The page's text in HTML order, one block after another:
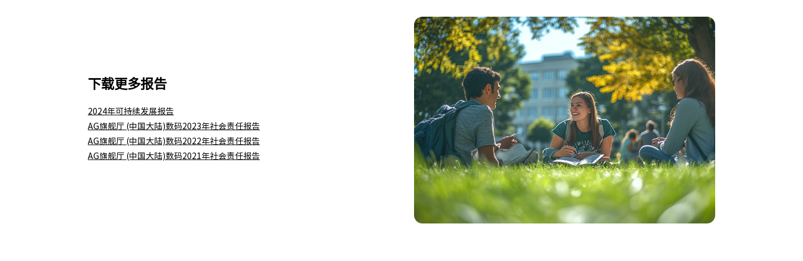
下载更多报告
2024年可持续发展报告
AG旗舰厅 (中国大陆)数码2023年社会责任报告
AG旗舰厅 (中国大陆)数码2022年社会责任报告
AG旗舰厅 (中国大陆)数码2021年社会责任报告